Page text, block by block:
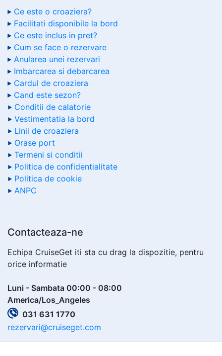
Ce este o croaziera?
Facilitati disponibile la bord
Ce este inclus in pret?
Cum se face o rezervare
Anularea unei rezervari
Imbarcarea si debarcarea
Cardul de croaziera
Cand este sezon?
Conditii de calatorie
Vestimentatia la bord
Linii de croaziera
Orase port
Termeni si conditii
Politica de confidentialitate
Politica de cookie
ANPC
Contacteaza-ne
Echipa CruiseGet iti sta cu drag la dispozitie, pentru
orice informatie
Luni - Sambata 00:00 - 08:00
America/Los_Angeles
031 631 1770
rezervari@cruiseget.com